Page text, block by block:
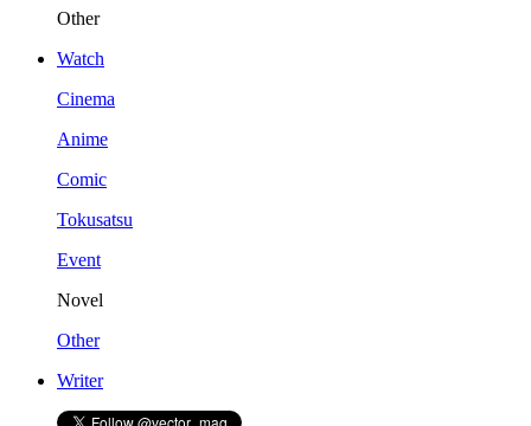
Other
Watch
Cinema
Anime
Comic
Tokusatsu
Event
Novel
Other
Writer